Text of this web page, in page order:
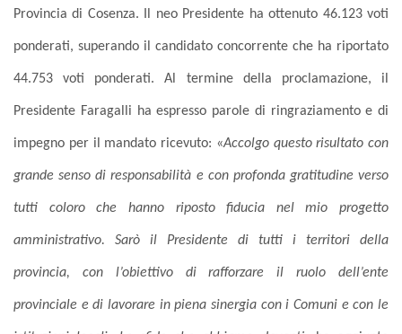
Provincia di Cosenza. Il neo Presidente ha ottenuto 46.123 voti
ponderati, superando il candidato concorrente che ha riportato
44.753 voti ponderati.Al termine della proclamazione, il
Presidente Faragalli ha espresso parole di ringraziamento e di
impegno per il mandato ricevuto: «Accolgo questo risultato con
grande senso di responsabilità e con profonda gratitudine verso
tutti coloro che hanno riposto fiducia nel mio progetto
amministrativo. Sarò il Presidente di tutti i territori della
provincia, con l’obiettivo di rafforzare il ruolo dell’ente
provinciale e di lavorare in piena sinergia con i Comuni e con le